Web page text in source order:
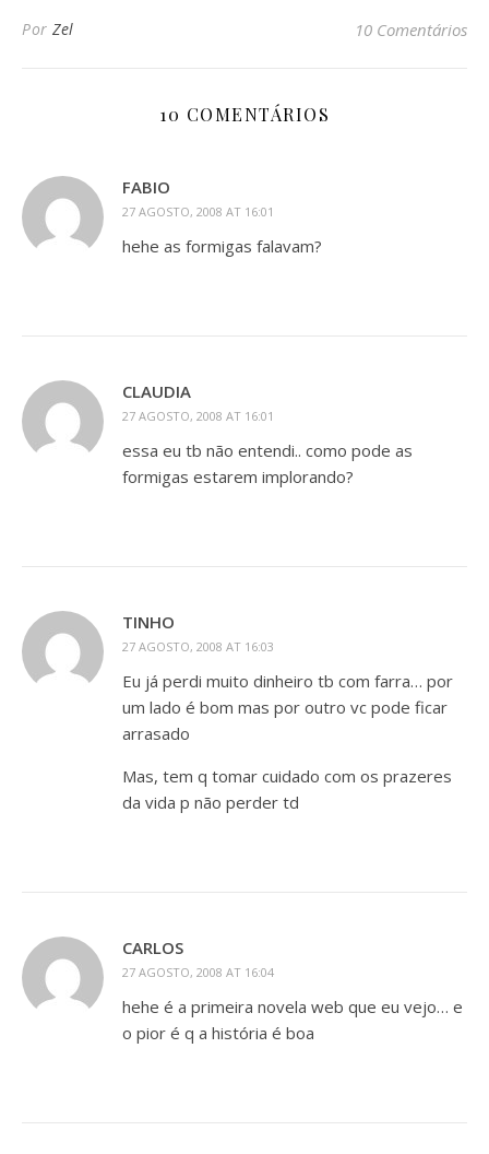
Por Zel 10 Comentários
10 COMENTÁRIOS
FABIO
27 AGOSTO, 2008 AT 16:01
hehe as formigas falavam?
CLAUDIA
27 AGOSTO, 2008 AT 16:01
essa eu tb não entendi.. como pode as
formigas estarem implorando?
TINHO
27 AGOSTO, 2008 AT 16:03
Eu já perdi muito dinheiro tb com farra… por
um lado é bom mas por outro vc pode ficar
arrasado
Mas, tem q tomar cuidado com os prazeres
da vida p não perder td
CARLOS
27 AGOSTO, 2008 AT 16:04
hehe é a primeira novela web que eu vejo… e
o pior é q a história é boa